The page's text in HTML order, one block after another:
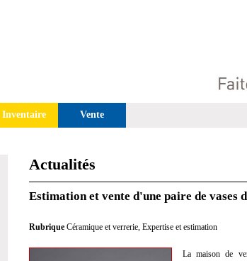
Inventaire Vente
Actualités
Estimation et vente d'une paire de vases
Rubrique Céramique et verrerie, Expertise et estimation
La maison de